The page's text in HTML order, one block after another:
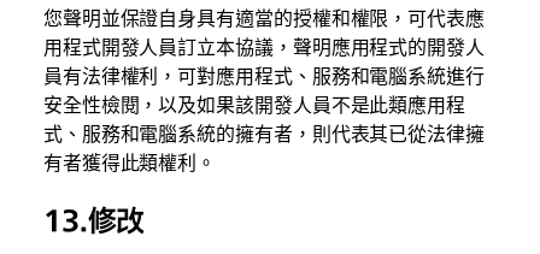
您聲明並保證自身具有適當的授權和權限，可代表應
用程式開發人員訂立本協議，聲明應用程式的開發人
員有法律權利，可對應用程式、服務和電腦系統進行
安全性檢閱，以及如果該開發人員不是此類應用程
式、服務和電腦系統的擁有者，則代表其已從法律擁
有者獲得此類權利。
13.修改